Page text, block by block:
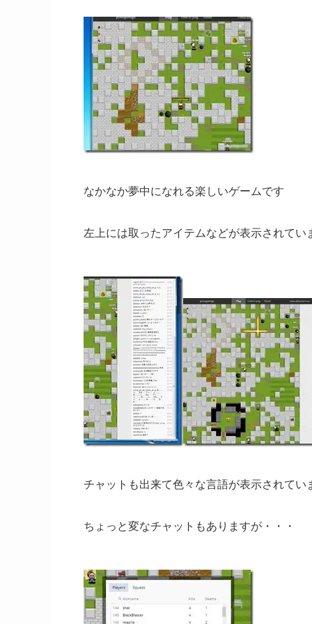
なかなか夢中になれる楽しいゲームです
左上には取ったアイテムなどが表示されてい
チャットも出来て色々な言語が表示されてい
ちょっと変なチャットもありますが・・・